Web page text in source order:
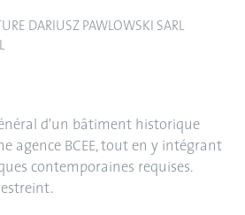
DARIUSZ PAWLOWSKI SARL
d'un bâtiment historique
agence BCEE, tout en y intégrant
contemporaines requises.